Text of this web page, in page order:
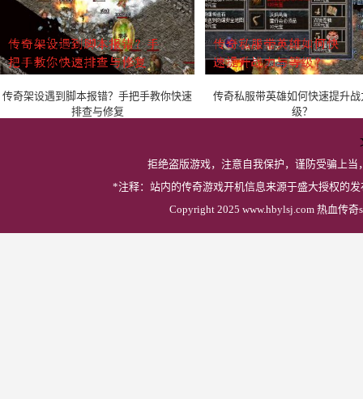
传奇架设遇到脚本报错？手把手教你快速
排查与修复
传奇私服带英雄如何快速提升战
级？
拒绝盗版游戏，注意自我保护，谨防受骗上
*注释：站内的传奇游戏开机信息来源于盛大授权的
Copyright 2025 www.hbylsj.com 热血传